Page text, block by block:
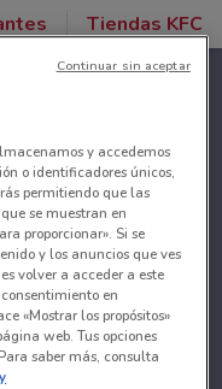
Tiendas KFC
y accedemos
o identificadores únicos,
permitiendo que las
se muestran en
proporcionar». Si se
y los anuncios que ves
volver a acceder a este
en
«Mostrar los propósitos»
web. Tus opciones
saber más, consulta
Continuar sin aceptar